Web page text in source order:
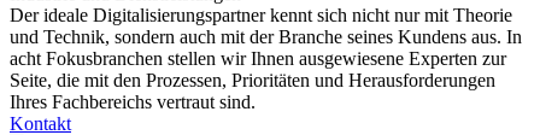
Der ideale Digitalisierungspartner kennt sich nicht nur mit Theorie
und Technik, sondern auch mit der Branche seines Kundens aus. In
acht Fokusbranchen stellen wir Ihnen ausgewiesene Experten zur
Seite, die mit den Prozessen, Prioritäten und Herausforderungen
Ihres Fachbereichs vertraut sind.
Kontakt